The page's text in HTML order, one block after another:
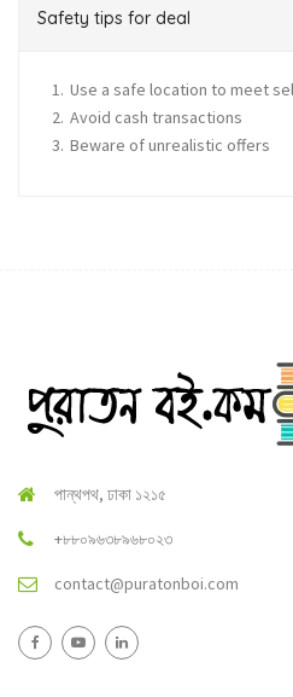
Safety tips for deal
Use a safe location to meet
Avoid cash transactions
Beware of unrealistic offers
পান্থপথ, ঢাকা ১২১৫
+৮৮০৯৬৩৮৯৬৮০২৩
contact@puratonboi.com